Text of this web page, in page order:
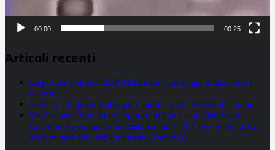
00:00 00:25
Articoli recenti
La proteina chiave dell’Alzheimer si propaga utilizzando i
neuroni
Statine: inutilmente attribuiti molti effetti avversi, lo studio
Un farmaco, due nuove opportunità per le pazienti con
carcinoma mammario metastatico hr+/her2- e con tumore al
seno metastatico triplo negativo (mtnbc)